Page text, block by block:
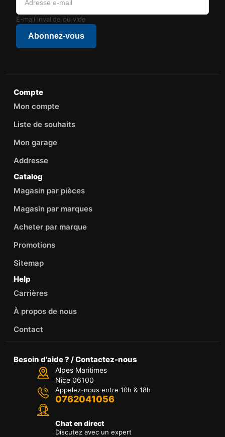
E-mail invalide ou vide
Abonnez-vous
Compte
Mon compte
Liste de souhaits
Mon garage
Addresse
Catalog
Magasin par pièces
Magasin par marques
Acheter par marque
Promotions
Sitemap
Help
Carrières
À propos de nous
Contact
Besoin d'aide ? / Contactez-nous
Alpes Maritimes
Nice 06100
Appelez-nous entre 10h & 18h
0762041056
Chat en direct
Discutez avec un expert